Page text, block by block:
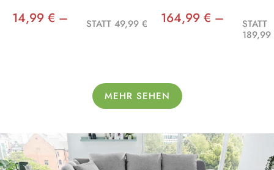
14,99 € – STATT 49,99 € 164,99 € –
STATT
MEHR SEHEN